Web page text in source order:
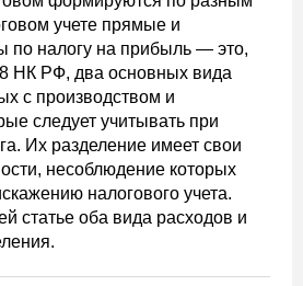
учете прямые и
по налогу на прибыль — это,
НК РФ, два основных вида
с производством и
следует учитывать при
Их разделение имеет свои
несоблюдение которых
налогового учета.
статье оба вида расходов и